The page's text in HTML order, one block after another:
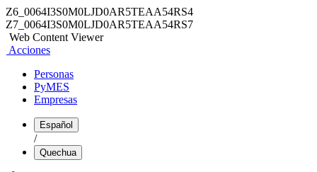
Z6_0064I3S0M0LJD0AR5TEAA54RS4
Z7_0064I3S0M0LJD0AR5TEAA54RS7
Web Content Viewer
Acciones
Personas
PyMES
Empresas
Español
/
Quechua